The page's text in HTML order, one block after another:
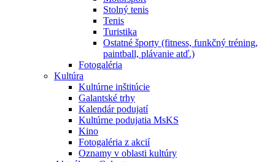
Stolný tenis
Tenis
Turistika
Ostatné športy (fitness, funkčný tréning,
paintball, plávanie atď.)
Fotogaléria
Kultúra
Kultúrne inštitúcie
Galantské trhy
Kalendár podujatí
Kultúrne podujatia MsKS
Kino
Fotogaléria z akcií
Oznamy v oblasti kultúry